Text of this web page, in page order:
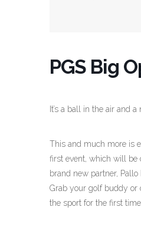
PGS Big
It’s a ball in the air and a
This and much more is
first event, which will be
brand new partner, Pallo
Grab your golf buddy or
the sport for the first